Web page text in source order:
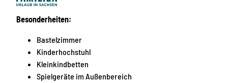
Besonderheiten:
Bastelzimmer
Kinderhochstuhl
Kleinkindbetten
Spielgeräte im Außenbereich